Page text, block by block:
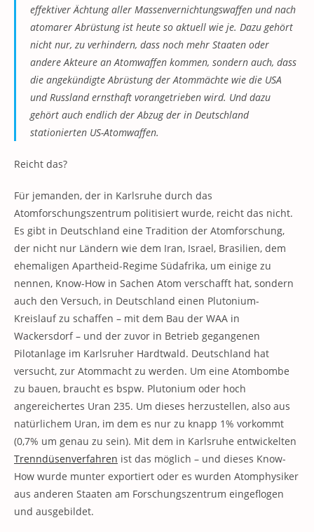
effektiver Ächtung aller Massenvernichtungswaffen und nach
atomarer Abrüstung ist heute so aktuell wie je. Dazu gehört
nicht nur, zu verhindern, dass noch mehr Staaten oder
andere Akteure an Atomwaffen kommen, sondern auch, dass
die angekündigte Abrüstung der Atommächte wie die USA
und Russland ernsthaft vorangetrieben wird. Und dazu
gehört auch endlich der Abzug der in Deutschland
stationierten US-Atomwaffen.
Reicht das?
Für jemanden, der in Karlsruhe durch das
Atomforschungszentrum politisiert wurde, reicht das nicht.
Es gibt in Deutschland eine Tradition der Atomforschung,
der nicht nur Ländern wie dem Iran, Israel, Brasilien, dem
ehemaligen Apartheid-Regime Südafrika, um einige zu
nennen, Know-How in Sachen Atom verschafft hat, sondern
auch den Versuch, in Deutschland einen Plutonium-
Kreislauf zu schaffen – mit dem Bau der WAA in
Wackersdorf – und der zuvor in Betrieb gegangenen
Pilotanlage im Karlsruher Hardtwald. Deutschland hat
versucht, zur Atommacht zu werden. Um eine Atombombe
zu bauen, braucht es bspw. Plutonium oder hoch
angereichertes Uran 235. Um dieses herzustellen, also aus
natürlichem Uran, im dem es nur zu knapp 1% vorkommt
(0,7% um genau zu sein). Mit dem in Karlsruhe entwickelten
Trenndüsenverfahren ist das möglich – und dieses Know-
How wurde munter exportiert oder es wurden Atomphysiker
aus anderen Staaten am Forschungszentrum eingeflogen
und ausgebildet.